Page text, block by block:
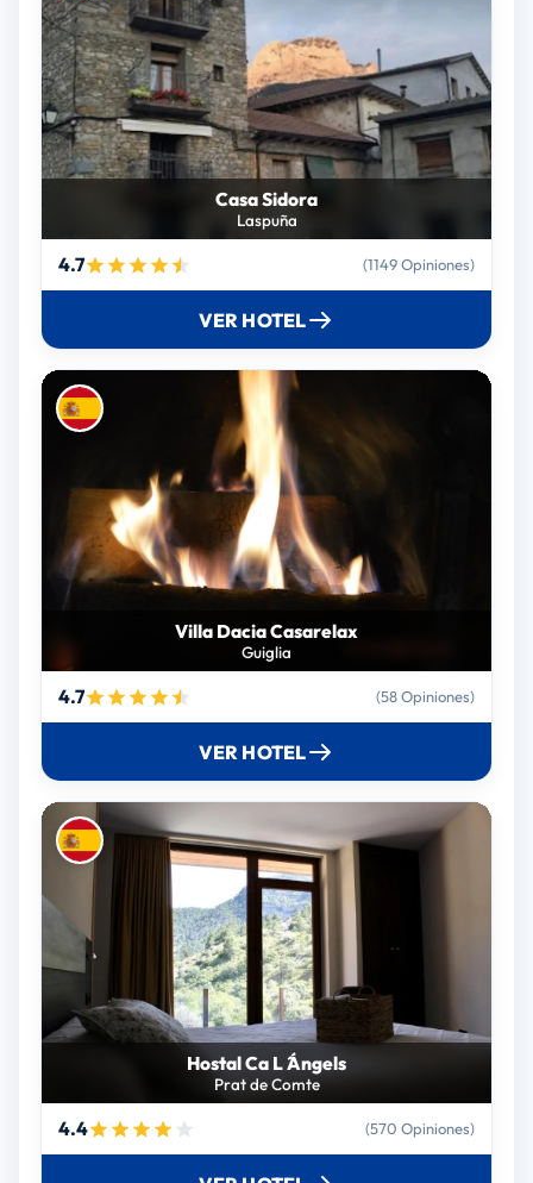
Casa Sidora
Laspuña
4.7 (1149 Opiniones)
VER HOTEL
Villa Dacia Casarelax
Guiglia
4.7 (58 Opiniones)
VER HOTEL
Hostal Ca L ́Ángels
Prat de Comte
4.4 (570 Opiniones)